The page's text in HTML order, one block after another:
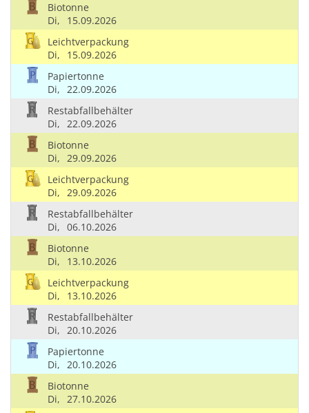
Biotonne
Di,
15.09.2026
Leichtverpackung
Di,
15.09.2026
Papiertonne
Di, 22.09.2026
Restabfallbehälter
Di, 22.09.2026
Biotonne
Di, 29.09.2026
Leichtverpackung
Di, 29.09.2026
Restabfallbehälter
Di, 06.10.2026
Biotonne
Di,
13.10.2026
Leichtverpackung
Di,
13.10.2026
Restabfallbehälter
Di, 20.10.2026
Papiertonne
Di, 20.10.2026
Biotonne
Di, 27.10.2026